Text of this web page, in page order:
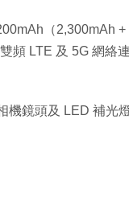
（2,300mAh +
頻 LTE 及 5G 網絡連
機鏡頭及 LED 補光